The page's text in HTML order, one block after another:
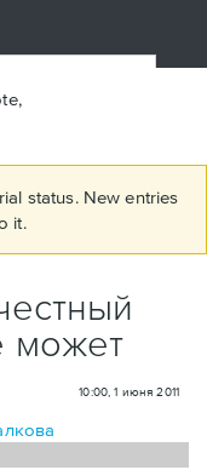
status. New entries
it.
может
10:00, 1 июня 2011